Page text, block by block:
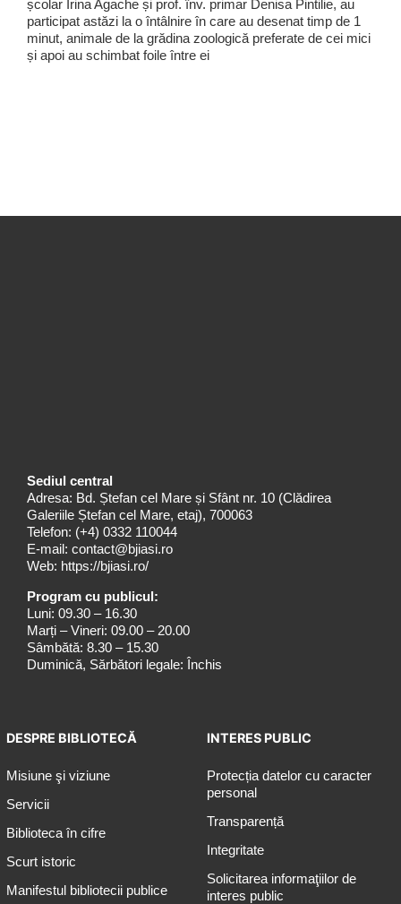
școlar Irina Agache și prof. înv. primar Denisa Pintilie, au
participat astăzi la o întâlnire în care au desenat timp de 1
minut, animale de la grădina zoologică preferate de cei mici
și apoi au schimbat foile între ei
Sediul central
Adresa: Bd. Ștefan cel Mare și Sfânt nr. 10 (Clădirea
Galeriile Ștefan cel Mare, etaj), 700063
Telefon: (+4) 0332 110044
E-mail: contact@bjiasi.ro
Web: https://bjiasi.ro/
Program cu publicul:
Luni: 09.30 – 16.30
Marți – Vineri: 09.00 – 20.00
Sâmbătă: 8.30 – 15.30
Duminică, Sărbători legale: Închis
DESPRE BIBLIOTECĂ
Misiune şi viziune
Servicii
Biblioteca în cifre
Scurt istoric
Manifestul bibliotecii publice
INTERES PUBLIC
Protecția datelor cu caracter
personal
Transparență
Integritate
Solicitarea informaţiilor de
interes public